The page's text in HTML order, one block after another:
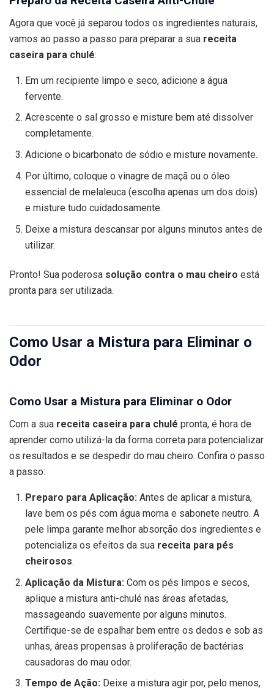
Agora que você já separou todos os ingredientes naturais,
vamos ao passo a passo para preparar a sua receita
caseira para chulé:
Em um recipiente limpo e seco, adicione a água
fervente.
Acrescente o sal grosso e misture bem até dissolver
completamente.
Adicione o bicarbonato de sódio e misture novamente.
Por último, coloque o vinagre de maçã ou o óleo
essencial de melaleuca (escolha apenas um dos dois)
e misture tudo cuidadosamente.
Deixe a mistura descansar por alguns minutos antes de
utilizar.
Pronto! Sua poderosa solução contra o mau cheiro está
pronta para ser utilizada.
Como Usar a Mistura para Eliminar o
Odor
Como Usar a Mistura para Eliminar o Odor
Com a sua receita caseira para chulé pronta, é hora de
aprender como utilizá-la da forma correta para potencializar
os resultados e se despedir do mau cheiro. Confira o passo
a passo:
Preparo para Aplicação:Antes de aplicar a mistura,
lave bem os pés com água morna e sabonete neutro. A
pele limpa garante melhor absorção dos ingredientes e
potencializa os efeitos da sua receita para pés
cheirosos.
Aplicação da Mistura: Com os pés limpos e secos,
aplique a mistura anti-chulé nas áreas afetadas,
massageando suavemente por alguns minutos.
Certifique-se de espalhar bem entre os dedos e sob as
unhas, áreas propensas à proliferação de bactérias
causadoras do mau odor.
Tempo de Ação:Deixe a mistura agir por, pelo menos,